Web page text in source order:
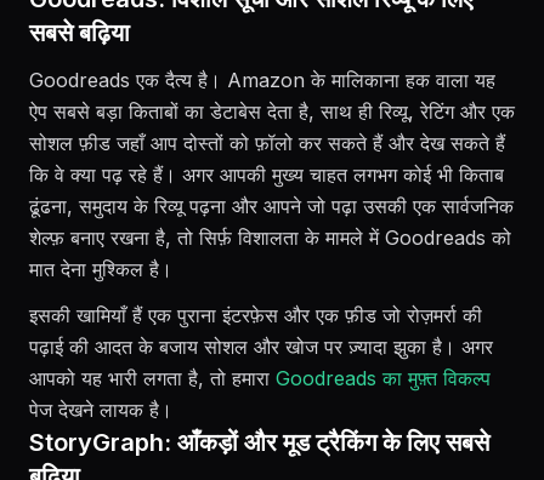
सबसे बढ़िया
Goodreads एक दैत्य है। Amazon के मालिकाना हक वाला यह
ऐप सबसे बड़ा किताबों का डेटाबेस देता है, साथ ही रिव्यू, रेटिंग और एक
सोशल फ़ीड जहाँ आप दोस्तों को फ़ॉलो कर सकते हैं और देख सकते हैं
कि वे क्या पढ़ रहे हैं। अगर आपकी मुख्य चाहत लगभग कोई भी किताब
ढूंढना, समुदाय के रिव्यू पढ़ना और आपने जो पढ़ा उसकी एक सार्वजनिक
शेल्फ़ बनाए रखना है, तो सिर्फ़ विशालता के मामले में Goodreads को
मात देना मुश्किल है।
इसकी खामियाँ हैं एक पुराना इंटरफ़ेस और एक फ़ीड जो रोज़मर्रा की
पढ़ाई की आदत के बजाय सोशल और खोज पर ज़्यादा झुका है। अगर
आपको यह भारी लगता है, तो हमारा Goodreads का मुफ़्त विकल्प
पेज देखने लायक है।
StoryGraph: आँकड़ों और मूड ट्रैकिंग के लिए सबसे